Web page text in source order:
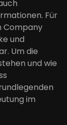
Für
Company
und
Um die
und wie
im